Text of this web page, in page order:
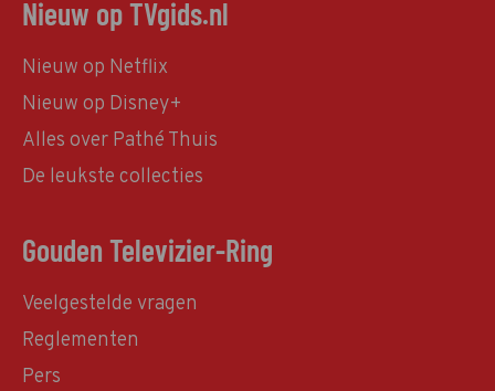
Nieuw op TVgids.nl
Nieuw op Netflix
Nieuw op Disney+
Alles over Pathé Thuis
De leukste collecties
Gouden Televizier-Ring
Veelgestelde vragen
Reglementen
Pers